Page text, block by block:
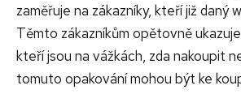
zaměřuje na zákazníky, kteří již daný
Těmto zákazníkům opětovně
kteří jsou na vážkách, zda nakoupit
tomuto opakování mohou být ke